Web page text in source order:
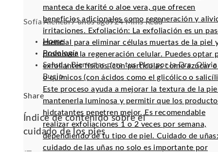
manteca de karité o aloe vera, que ofrecen
beneficios adicionales como regeneración y
irritaciones. Exfoliación: La exfoliación es un
esencial para eliminar células muertas de la piel
promover la regeneración celular. Puedes optar
exfoliantes físicos (con partículas como azúcar o
o químicos (con ácidos como el glicólico o
Este proceso ayuda a mejorar la textura de la
mantenerla luminosa y permitir que los
hidratantes penetren mejor. Es recomendable
realizar exfoliaciones 1 o 2 veces por semana,
dependiendo de tu tipo de piel. Cuidado de
cuidado de las uñas no solo es importante por
Sofía Alencar7 años ago924 Mins Read
Home
Podología
Salud y Bienestar para tus Pies por la Dra. Olivia
Bucio
Facebook
Twitter
LinkedIn
Pinterest
Stumbleupon
Email
Share
Índice de contenido sobre el
cuidado de los pies